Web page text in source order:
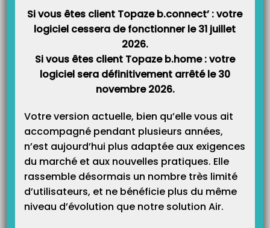
Catégories
Si vous êtes client Topaze b.connect’ : votre
logiciel cessera de fonctionner le 31 juillet
2026.
Si vous êtes client Topaze b.home : votre
logiciel sera définitivement arrêté le 30
novembre 2026.
Votre version actuelle, bien qu’elle vous ait
accompagné pendant plusieurs années,
n’est aujourd’hui plus adaptée aux exigences
du marché et aux nouvelles pratiques. Elle
rassemble désormais un nombre très limité
d’utilisateurs, et ne bénéficie plus du même
niveau d’évolution que notre solution Air.